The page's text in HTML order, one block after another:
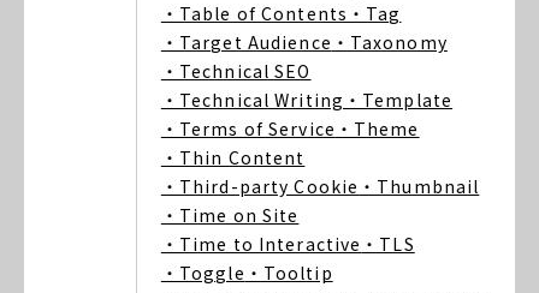
・Table of Contents ・Tag
・Target Audience ・Taxonomy
・Technical SEO
・Technical Writing ・Template
・Terms of Service ・Theme
・Thin Content
・Third-party Cookie ・Thumbnail
・Time on Site
・Time to Interactive ・TLS
・Toggle ・Tooltip